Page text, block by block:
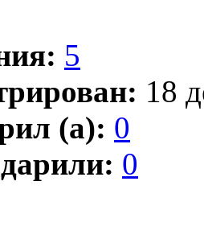
5
18
(а): 0
0